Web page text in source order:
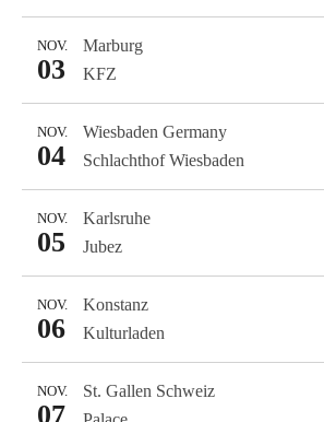
Marburg
NOV.
03 KFZ
Wiesbaden Germany
NOV.
04 Schlachthof Wiesbaden
Karlsruhe
NOV.
05 Jubez
Konstanz
NOV.
06 Kulturladen
St. Gallen Schweiz
NOV.
07